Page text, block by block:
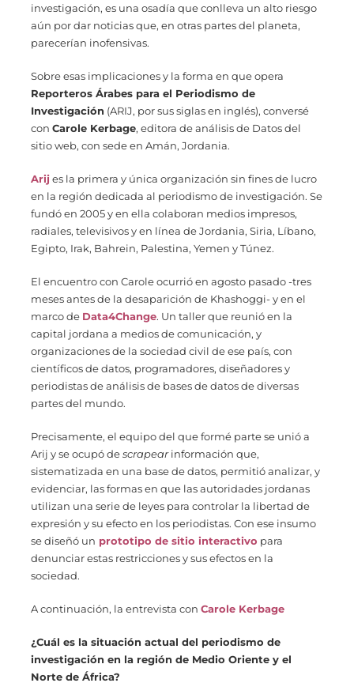
investigación, es una osadía que conlleva un alto riesgo
aún por dar noticias que, en otras partes del planeta,
parecerían inofensivas.
Sobre esas implicaciones y la forma en que opera
Reporteros Árabes para el Periodismo de
Investigación (ARIJ, por sus siglas en inglés), conversé
con Carole Kerbage, editora de análisis de Datos del
sitio web, con sede en Amán, Jordania.
Arijes la primera y única organización sin fines de lucro
en la región dedicada al periodismo de investigación. Se
fundó en 2005 y en ella colaboran medios impresos,
radiales, televisivos y en línea de Jordania, Siria, Líbano,
Egipto, Irak, Bahrein, Palestina, Yemen y Túnez.
El encuentro con Carole ocurrió en agosto pasado -tres
meses antes de la desaparición de Khashoggi- y en el
marco de Data4Change. Un taller que reunió en la
capital jordana a medios de comunicación, y
organizaciones de la sociedad civil de ese país, con
científicos de datos, programadores, diseñadores y
periodistas de análisis de bases de datos de diversas
partes del mundo.
Precisamente, el equipo del que formé parte se unió a
Arij y se ocupó descrapearinformación que,
sistematizada en una base de datos, permitió analizar, y
evidenciar, las formas en que las autoridades jordanas
utilizan una serie de leyes para controlar la libertad de
expresión y su efecto en los periodistas. Con ese insumo
se diseñó un prototipo de sitio interactivo para
denunciar estas restricciones y sus efectos en la
sociedad.
A continuación, la entrevista con Carole Kerbage
¿Cuál es la situación actual del periodismo de
investigación en la región de Medio Oriente y el
Norte de África?